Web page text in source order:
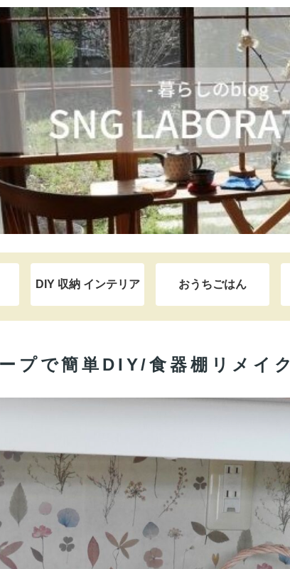
DIY 収納 インテリア おうちごはん
プで簡単DIY/食器棚リメイク